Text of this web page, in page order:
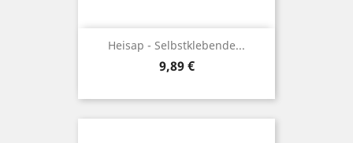
Heisap - Selbstklebende...
Preis
9,89 €